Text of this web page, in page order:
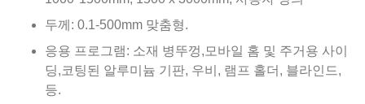
두께: 0.1-500mm 맞춤형.
응용 프로그램: 소재 병뚜껑,모바일 홈 및 주거용 사이
딩,코팅된 알루미늄 기판, 우비, 램프 홀더, 블라인드,
등.